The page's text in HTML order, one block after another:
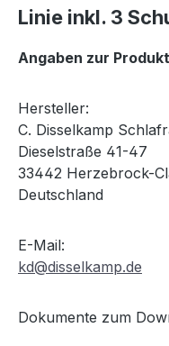
Linie inkl. 3
Angaben zur
Hersteller:
C. Disselkamp
Dieselstraße 41-47
33442 Herzebrock-
Deutschland
E-Mail:
kd@disselkamp.de
Dokumente zum